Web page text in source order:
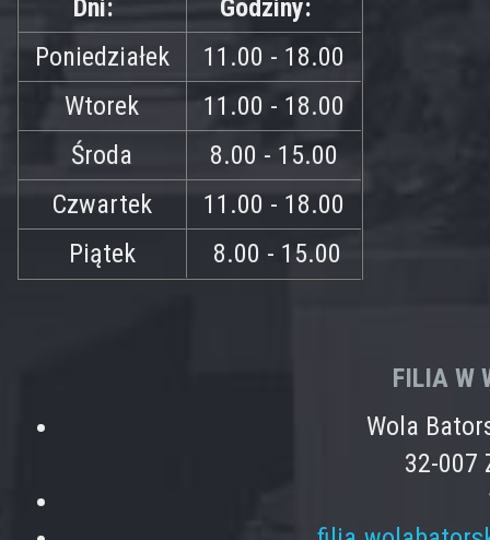
Dni:
Godziny:
Poniedziałek
11.00 - 18.00
Wtorek
11.00 - 18.00
Środa
8.00 - 15.00
Czwartek
11.00 - 18.00
Piątek
8.00 - 15.00
FILIA W
Wola
32-007